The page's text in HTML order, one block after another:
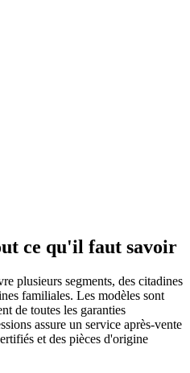
ce qu'il faut savoir
plusieurs segments, des citadines
familiales. Les modèles sont
de toutes les garanties
assure un service après-vente
et des pièces d'origine